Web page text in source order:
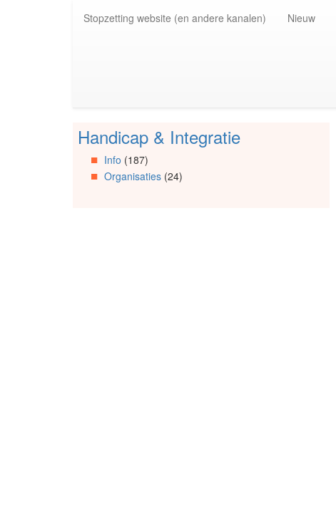
Stopzetting website (en andere kanalen) Nieuw
Spring
Artikels
Spring
Handicap & Integratie
Info (187)
Organisaties(24)